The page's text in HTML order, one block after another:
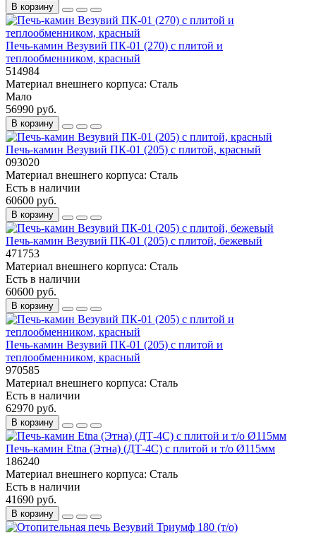
В корзину
Печь-камин Везувий ПК-01 (270) с плитой и
теплообменником, красный
514984
Материал внешнего корпуса: Сталь
Мало
56990 руб.
В корзину
Печь-камин Везувий ПК-01 (205) с плитой, красный
093020
Материал внешнего корпуса: Сталь
Есть в наличии
60600 руб.
В корзину
Печь-камин Везувий ПК-01 (205) с плитой, бежевый
471753
Материал внешнего корпуса: Сталь
Есть в наличии
60600 руб.
В корзину
Печь-камин Везувий ПК-01 (205) с плитой и
теплообменником, красный
970585
Материал внешнего корпуса: Сталь
Есть в наличии
62970 руб.
В корзину
Печь-камин Etna (Этна) (ДТ-4С) с плитой и т/о Ø115мм
186240
Материал внешнего корпуса: Сталь
Есть в наличии
41690 руб.
В корзину